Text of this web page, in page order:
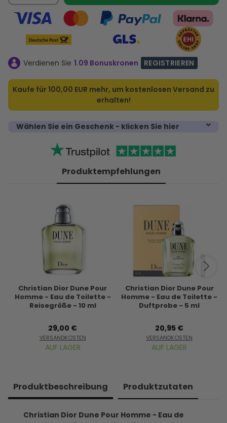
Verdienen Sie 1.09 Bonuskronen REGISTRIEREN
Kaufe für100,00 EUR mehr, um kostenlosen Versand zu
erhalten!
Wählen Sie ein Geschenk - klicken Sie hier
Produktempfehlungen
Christian Dior Dune Pour
Homme - Eau de Toilette -
Reisegröße - 10 ml
29,00 €
VERSANDKOSTEN
AUF LAGER
Christian Dior Dune Pour
Homme - Eau de Toilette -
Duftprobe - 5 ml
20,95 €
VERSANDKOSTEN
AUF LAGER
Produkt­beschreibung Produkt­zutaten
Christian Dior Dune Pour Homme - Eau de